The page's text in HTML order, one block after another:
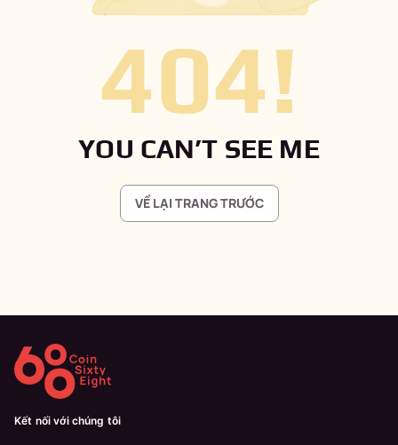
404!
YOU CAN’T SEE ME
VỀ LẠI TRANG TRƯỚC
Kết nối với chúng tôi